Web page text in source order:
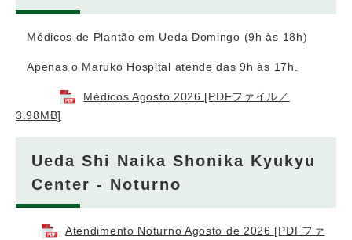
Médicos de Plantão em Ueda Domingo (9h às 18h)
Apenas o Maruko Hospital atende das 9h às 17h.
Médicos Agosto 2026 [PDFファイル／
3.98MB]
Ueda Shi Naika Shonika Kyukyu
Center - Noturno
Atendimento Noturno Agosto de 2026 [PDFファ